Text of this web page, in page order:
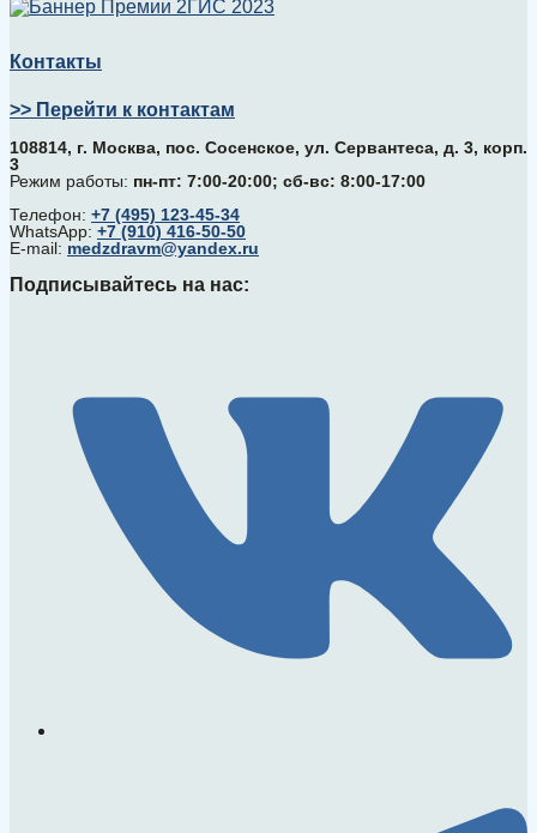
Контакты
>> Перейти к контактам
108814, г. Москва, поc. Сосенское, ул. Сервантеса, д. 3, корп.
3
Режим работы: пн-пт: 7:00-20:00; сб-вс: 8:00-17:00
Телефон: +7 (495) 123-45-34
WhatsApp: +7 (910) 416-50-50
E-mail: medzdravm@yandex.ru
Подписывайтесь на нас: